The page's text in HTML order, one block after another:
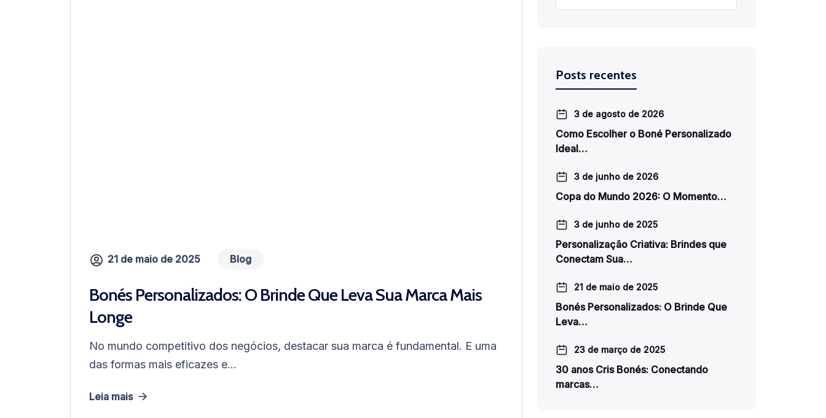
21 de maio de 2025 Blog
Bonés Personalizados: O Brinde Que Leva Sua Marca Mais
Longe
No mundo competitivo dos negócios, destacar sua marca é fundamental. E uma
das formas mais eficazes e...
Leia mais
Posts recentes
3 de agosto de 2026
Como Escolher o Boné Personalizado
Ideal…
3 de junho de 2026
Copa do Mundo 2026: O Momento…
3 de junho de 2025
Personalização Criativa: Brindes que
Conectam Sua…
21 de maio de 2025
Bonés Personalizados: O Brinde Que
Leva…
23 de março de 2025
30 anos Cris Bonés: Conectando
marcas…